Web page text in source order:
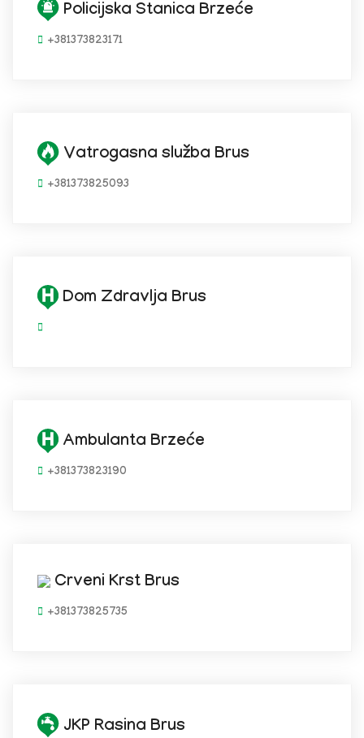
Policijska Stanica Brzeće
+381373823171
Vatrogasna služba Brus
+381373825093
Dom Zdravlja Brus
Ambulanta Brzeće
+381373823190
Crveni Krst Brus
+381373825735
JKP Rasina Brus